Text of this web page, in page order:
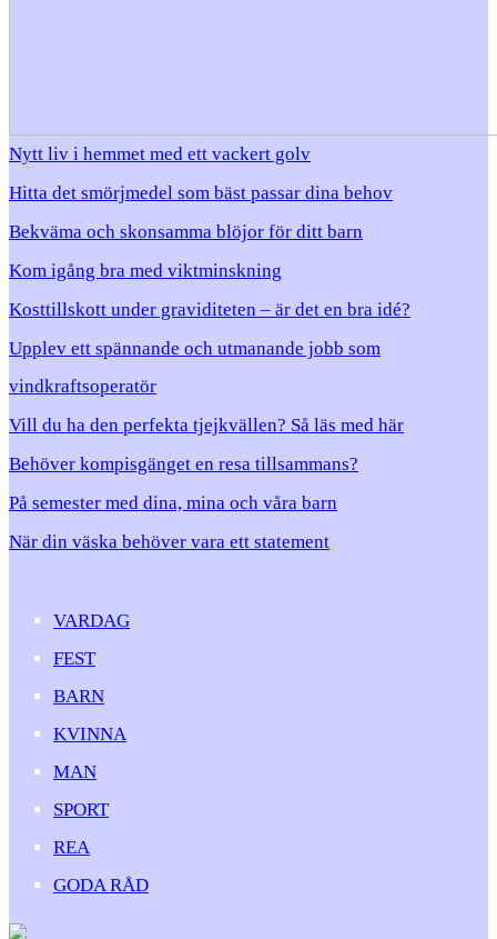
Nytt liv i hemmet med ett vackert golv
Hitta det smörjmedel som bäst passar dina behov
Bekväma och skonsamma blöjor för ditt barn
Kom igång bra med viktminskning
Kosttillskott under graviditeten – är det en bra idé?
Upplev ett spännande och utmanande jobb som
vindkraftsoperatör
Vill du ha den perfekta tjejkvällen? Så läs med här
Behöver kompisgänget en resa tillsammans?
På semester med dina, mina och våra barn
När din väska behöver vara ett statement
VARDAG
FEST
BARN
KVINNA
MAN
SPORT
REA
GODA RÅD